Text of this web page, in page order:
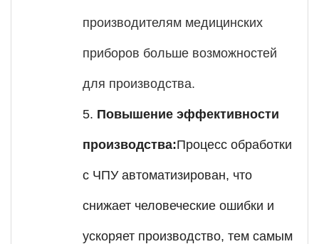
производителям медицинских
приборов больше возможностей
для производства.
5. Повышение эффективности
производства:Процесс обработки
с ЧПУ автоматизирован, что
снижает человеческие ошибки и
ускоряет производство, тем самым